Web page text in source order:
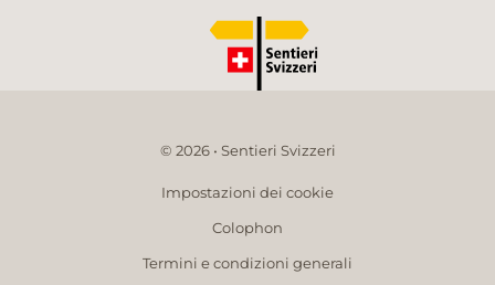
© 2026 • Sentieri Svizzeri
Impostazioni dei cookie
Colophon
Termini e condizioni generali